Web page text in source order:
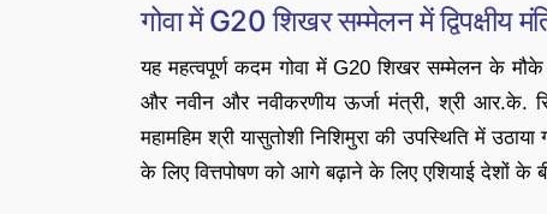
गोवा में G20 शिखर सम्मेलन में द्विपक्षीय
यह महत्वपूर्ण कदम गोवा में G20 शिखर सम्मेलन के मौके
और नवीन और नवीकरणीय ऊर्जा मंत्री, श्री आर.के.
महामहिम श्री यासुतोशी निशिमुरा की उपस्थिति में
के लिए वित्तपोषण को आगे बढ़ाने के लिए एशियाई देशों के